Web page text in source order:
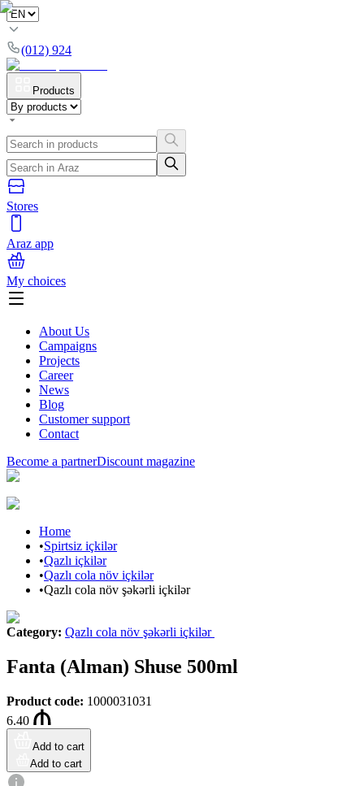
(012) 924
Products
Stores
Araz app
My choices
About Us
Campaigns
Projects
Career
News
Blog
Customer support
Contact
Become a partnerDiscount magazine
Home
•Spirtsiz içkilər
•Qazlı içkilər
•Qazlı cola növ içkilər
•Qazlı cola növ şəkərli içkilər
Category: Qazlı cola növ şəkərli içkilər
Fanta (Alman) Shuse 500ml
Product code: 1000031031
6.40
Add to cart
Add to cart